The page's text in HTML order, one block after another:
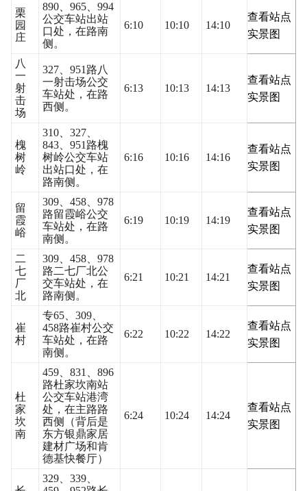
栗
园
庄
890、965、994
公交车站出站
口处，在路南
侧。
6:10 10:10 14:10
查看站点
实景图
八
一
射
击
场
327、951路八
一射击场公交
车站处，在路
西侧。
6:13 10:13 14:13
查看站点
实景图
槐
树
岭
310、327、
843、951路槐
树岭公交车站
出站口处，在
路南侧。
6:16 10:16 14:16
查看站点
实景图
留
霞
峪
309、458、978
路留霞峪公交
车站处，在路
南侧。
6:19 10:19 14:19
查看站点
实景图
二
七
厂
北
309、458、978
路二七厂北公
交车站处，在
路南侧。
6:21 10:21 14:21
查看站点
实景图
崔
村
专65、309、
458路崔村公交
车站处，在路
南侧。
6:22 10:22 14:22
查看站点
实景图
杜
家
坎
南
459、831、896
路杜家坎南站
公交车站港湾
处，在主路路
西侧（背后是
东方银鼎家居
建材广场和肯
德基快餐厅）
6:24 10:24 14:24
查看站点
实景图
329、339、